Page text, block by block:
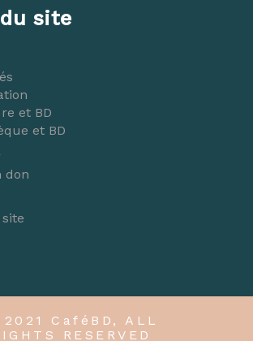
site
et BD
et BD
don
CaféBD, ALL
RESERVED